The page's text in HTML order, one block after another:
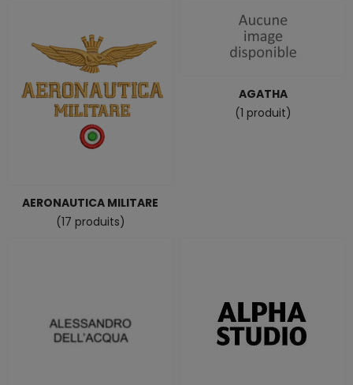
AERONAUTICA MILITARE
(17 produits)
AGATHA
(1 produit)